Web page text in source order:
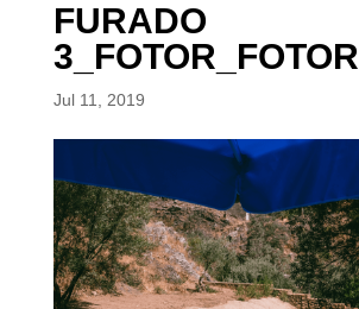
FURADO
3_FOTOR_FOTOR
Jul 11, 2019